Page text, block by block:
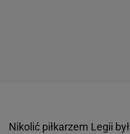
Nikolić piłkarzem Legii